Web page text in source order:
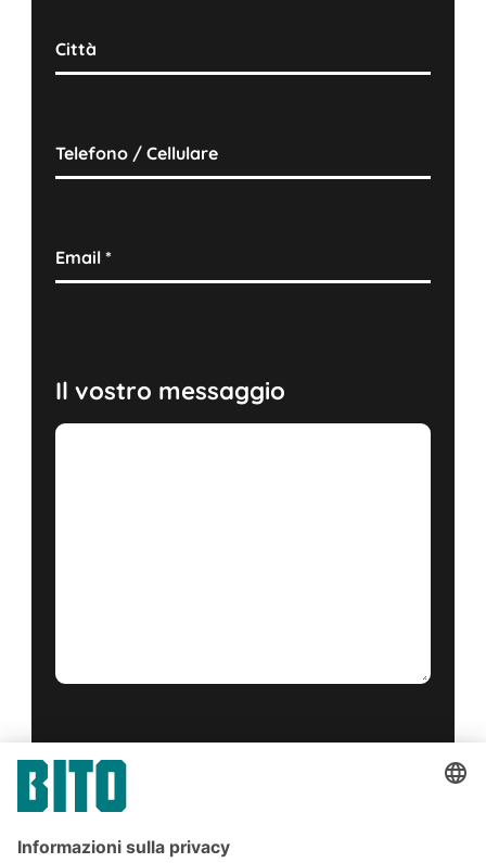
Città
Telefono / Cellulare
Email*
Il vostro messaggio
Sì, ho letto e accetto il